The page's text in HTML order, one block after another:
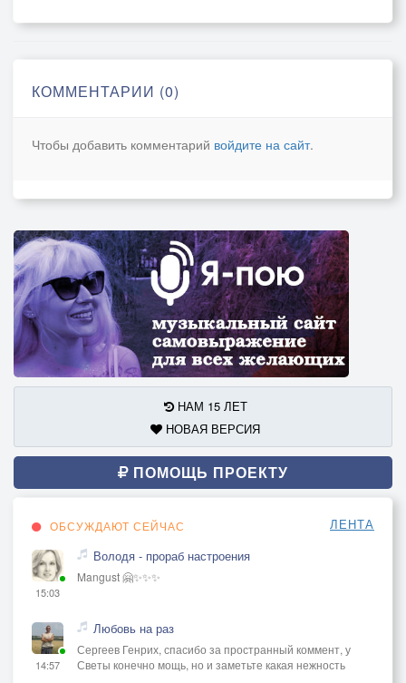
"Ты, прости меня, любимый"
В неотправленые письма
КОММЕНТАРИИ (0)
Чтобы добавить комментарий войдите на сайт.
НАМ 15 ЛЕТ
НОВАЯ ВЕРСИЯ
ПОМОЩЬ ПРОЕКТУ
ОБСУЖДАЮТ СЕЙЧАС ЛЕНТА
15:03
Володя - прораб настроения
Mangust 🤗✨✨✨
14:57
Любовь на раз
Сергеев Генрих, спасибо за пространный коммент, у
Светы конечно мощь, но и заметьте какая нежность